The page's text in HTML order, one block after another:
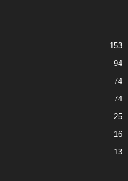
153
94
74
74
25
16
13